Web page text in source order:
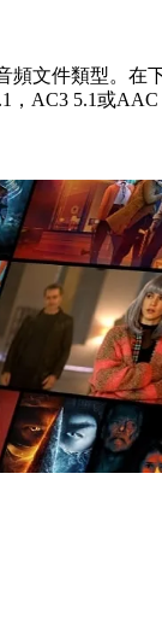
頻文件類型。在
，AC3 5.1或AAC